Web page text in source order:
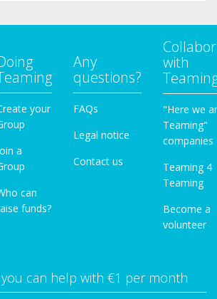
your
a
can
funds?
Any
questions?
FAQs
Legal notice
Contact us
with
"Here we
Teaming"
companies
Teaming 4
Teaming
Become a
volunteer
can help with €1 per month